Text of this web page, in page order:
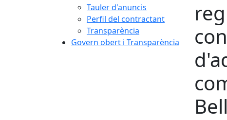
Tauler d'anuncis
Perfil del contractant
Transparència
Govern obert i Transparència